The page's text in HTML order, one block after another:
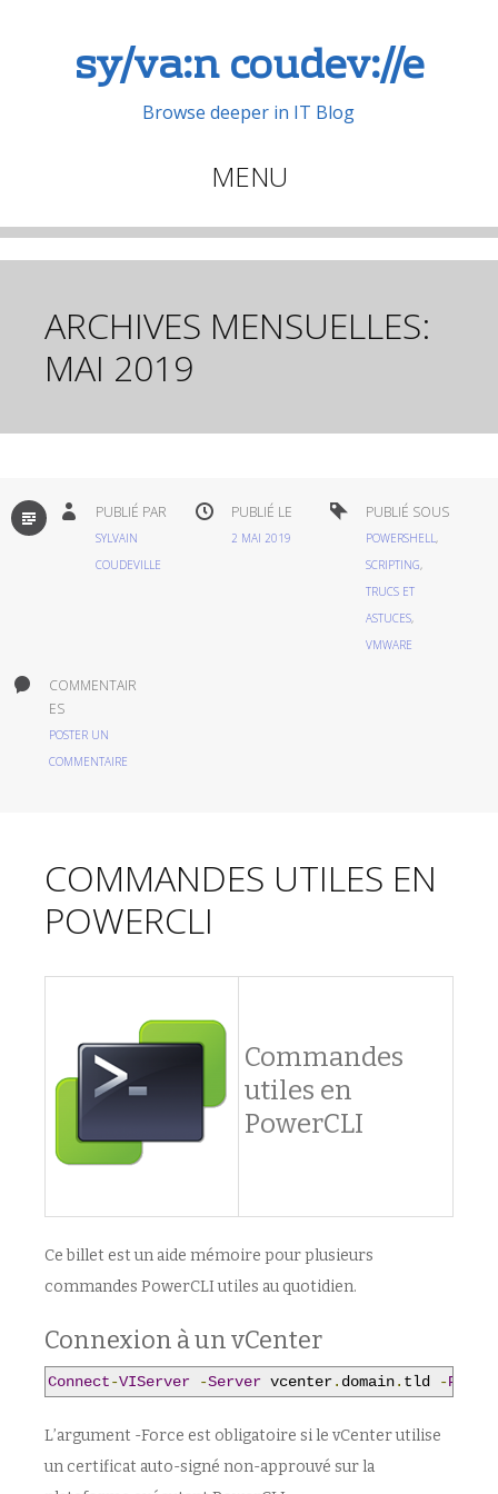
sy/va:n coudev://e
Browse deeper in IT Blog
MENU
Aller
ARCHIVES MENSUELLES:
MAI 2019
PAR
DÉFAUT
PUBLIÉ PAR
SYLVAIN
COUDEVILLE
PUBLIÉ LE
2 MAI 2019
PUBLIÉ SOUS
POWERSHELL,
SCRIPTING,
TRUCS ET
ASTUCES,
VMWARE
COMMENTAIR
ES
POSTER UN
COMMENTAIRE
COMMANDES UTILES EN
POWERCLI
Commandes
utiles en
PowerCLI
Ce billet est un aide mémoire pour plusieurs
commandes PowerCLI utiles au quotidien.
Connexion à un vCenter
Connect-VIServer -Server vcenter. domain. tld -
L’argument -Force est obligatoire si le vCenter utilise
un certificat auto-signé non-approuvé sur la